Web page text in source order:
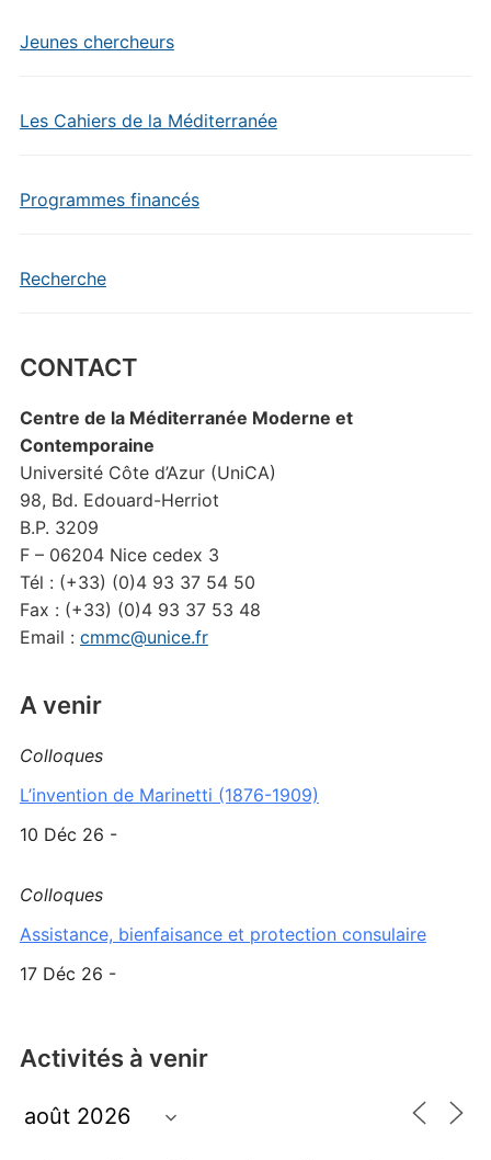
Jeunes chercheurs
Les Cahiers de la Méditerranée
Programmes financés
Recherche
CONTACT
Centre de la Méditerranée Moderne et
Contemporaine
Université Côte d’Azur (UniCA)
98, Bd. Edouard-Herriot
B.P. 3209
F – 06204 Nice cedex 3
Tél : (+33) (0)4 93 37 54 50
Fax : (+33) (0)4 93 37 53 48
Email : cmmc@unice.fr
A venir
Colloques
L’invention de Marinetti (1876-1909)
10 Déc 26 -
Colloques
Assistance, bienfaisance et protection consulaire
17 Déc 26 -
Activités à venir